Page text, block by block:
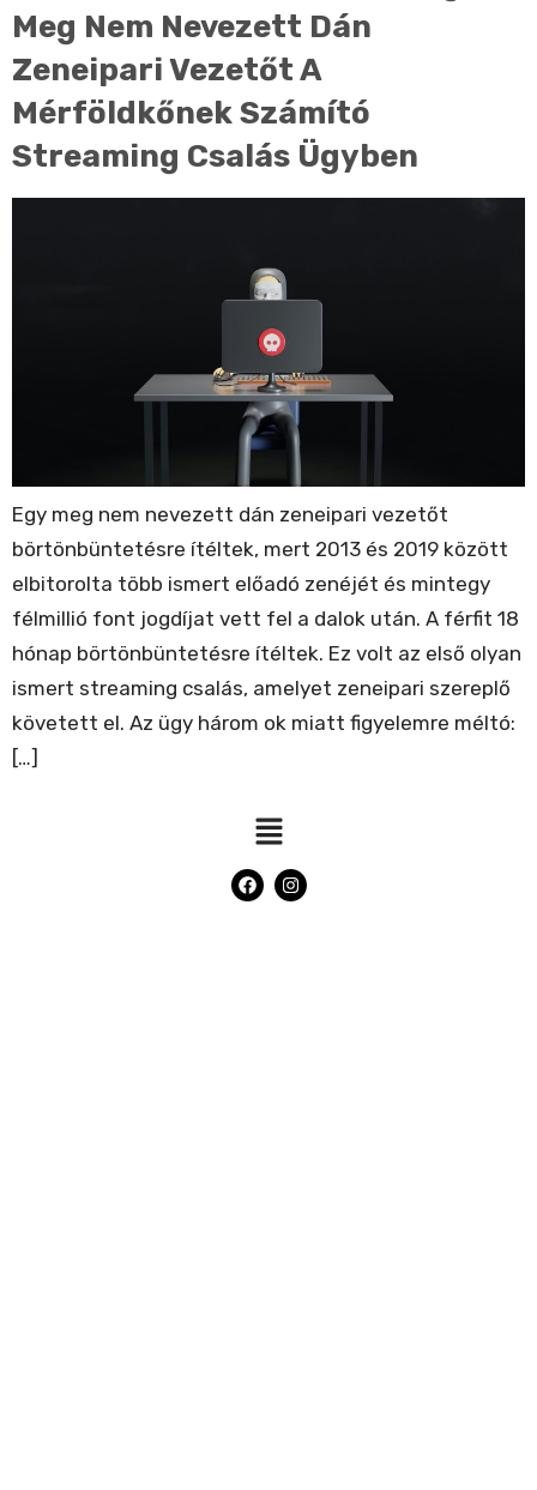
Meg Nem Nevezett Dán
Zeneipari Vezetőt A
Mérföldkőnek Számító
Streaming Csalás Ügyben
Egy meg nem nevezett dán zeneipari vezetőt
börtönbüntetésre ítéltek, mert 2013 és 2019 között
elbitorolta több ismert előadó zenéjét és mintegy
félmillió font jogdíjat vett fel a dalok után. A férfit 18
hónap börtönbüntetésre ítéltek. Ez volt az első olyan
ismert streaming csalás, amelyet zeneipari szereplő
követett el. Az ügy három ok miatt figyelemre méltó:
[…]